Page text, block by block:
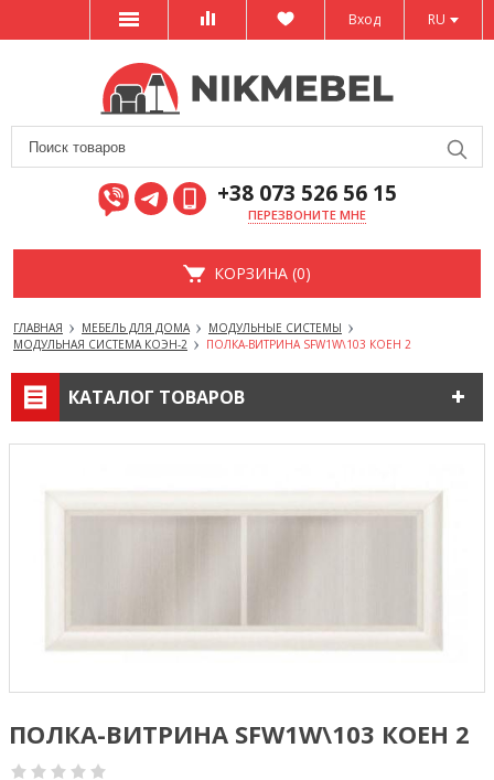
RU
Вход
+38 073 526 56 15
ПЕРЕЗВОНИТЕ МНЕ
КОРЗИНА (0)
ГЛАВНАЯ МЕБЕЛЬ ДЛЯ ДОМА
МОДУЛЬНЫЕ СИСТЕМЫ
МОДУЛЬНАЯ СИСТЕМА КОЭН-2
ПОЛКА-ВИТРИНА SFW1W\103 КОЕН 2
КАТАЛОГ ТОВАРОВ
ПОЛКА-ВИТРИНА SFW1W\103 КОЕН 2